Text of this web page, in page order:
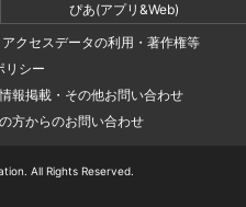
ぴあ(アプリ&Web)
アクセスデータの利用・著作権等
リシー
報掲載・その他お問い合わせ
方からのお問い合わせ
All Rights Reserved.